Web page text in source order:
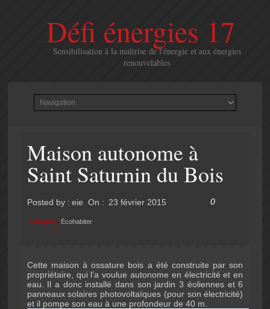
Défi énergies 17
Sensibilisation à la maîtrise de l'énergie et aux énergies
renouvelables
Maison autonome à
Saint Saturnin du Bois
Posted by : eie On : 23 février 2015 0
Category
:
Écohabiter
Cette maison à ossature bois a été construite par son
propriétaire, qui l’a voulue autonome en électricité et en
eau. Il a donc installé dans son jardin 3 éoliennes et 6
panneaux solaires photovoltaïques (pour son électricité)
et il pompe son eau à une profondeur de 40 m.